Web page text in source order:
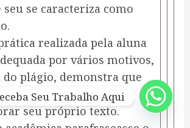
seu se caracteriza como
realizada pela aluna
por vários motivos,
do plágio, demonstra que
está sendo capaz de
seu próprio texto.
Seu Trabalho Aqui